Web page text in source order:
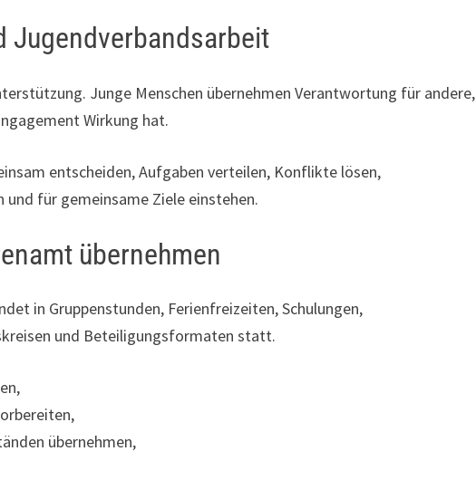
Jugendverbandsarbeit
Junge Menschen übernehmen Verantwortung für andere,
Wirkung hat.
entscheiden, Aufgaben verteilen, Konflikte lösen,
für gemeinsame Ziele einstehen.
übernehmen
in Gruppenstunden, Ferienfreizeiten, Schulungen,
und Beteiligungsformaten statt.
übernehmen,